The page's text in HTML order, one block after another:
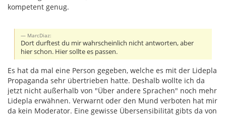
kompetent genug.
MarcDiaz:
Dort durftest du mir wahrscheinlich nicht antworten, aber
hier schon. Hier sollte es passen.
Es hat da mal eine Person gegeben, welche es mit der Lidepla
Propaganda sehr übertrieben hatte. Deshalb wollte ich da
jetzt nicht außerhalb von "Über andere Sprachen" noch mehr
Lidepla erwähnen. Verwarnt oder den Mund verboten hat mir
da kein Moderator. Eine gewisse Übersensibilität gibts da von